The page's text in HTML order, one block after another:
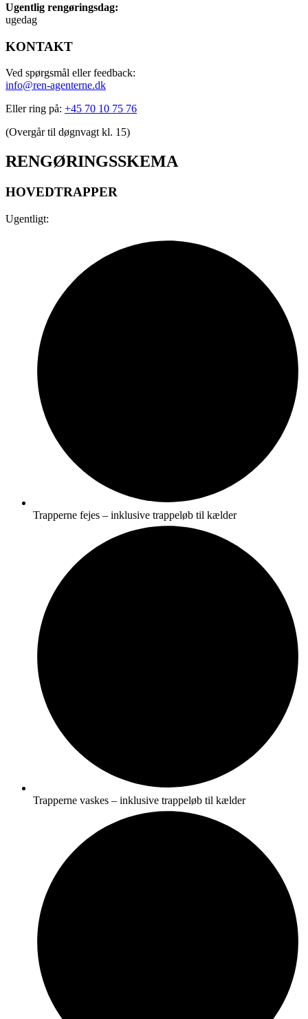
Ugentlig rengøringsdag:
ugedag
KONTAKT
Ved spørgsmål eller feedback:
info@ren-agenterne.dk
Eller ring på: +45 70 10 75 76
(Overgår til døgnvagt kl. 15)
RENGØRINGSSKEMA
HOVEDTRAPPER
Ugentligt:
Trapperne fejes – inklusive trappeløb til kælder
Trapperne vaskes – inklusive trappeløb til kælder